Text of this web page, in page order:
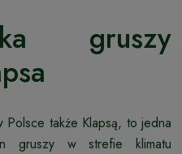
gruszy
Polsce także Klapsą, to jedna
gruszy w strefie klimatu